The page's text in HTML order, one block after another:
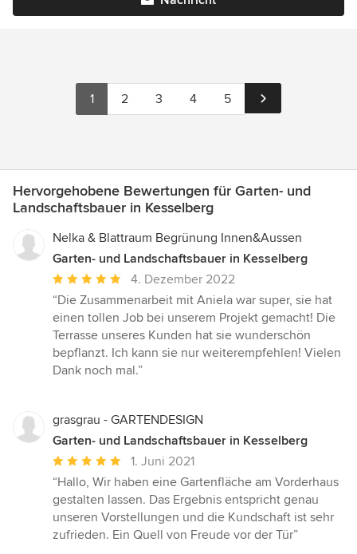
1 2 3 4 5
Hervorgehobene Bewertungen für Garten- und
Landschaftsbauer in Kesselberg
Nelka & Blattraum Begrünung Innen&Aussen
Garten- und Landschaftsbauer in Kesselberg
Durchschnittliche
Bewertung:
5
von
5
Sternen
4. Dezember 2022
“Die Zusammenarbeit mit Aniela war super, sie hat
einen tollen Job bei unserem Projekt gemacht! Die
Terrasse unseres Kunden hat sie wunderschön
bepflanzt. Ich kann sie nur weiterempfehlen! Vielen
Dank noch mal.”
grasgrau - GARTENDESIGN
Garten- und Landschaftsbauer in Kesselberg
Durchschnittliche
Bewertung:
5
von
5
1. Juni 2021
“Hallo, Wir haben eine Gartenfläche am Vorderhaus
gestalten lassen. Das Ergebnis entspricht genau
unseren Vorstellungen und die Kundschaft ist sehr
zufrieden. Ein Quell von Freude vor der Tür”